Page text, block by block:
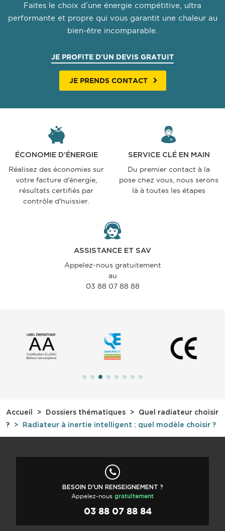
Faites le choix d’une énergie compétitive, ultra
performante et propre qui vous garantit une chaleur au
bien-être incomparable.
JE PROFITE D'UN DEVIS GRATUIT
JE PRENDS CONTACT
ÉCONOMIE D’ÉNERGIE
Réalisez des économies sur
votre facture d'énergie,
résultats certifiés par
contrôle d'huissier.
SERVICE CLÉ EN MAIN
Du premier contact à la
pose chez vous, nous serons
là à toutes les étapes
ASSISTANCE ET SAV
Appelez-nous gratuitement
au
03 88 07 88 88
Accueil Dossiers thématiques
Quel radiateur choisir
?
Radiateur à inertie intelligent : quel modèle choisir ?
BESOIN D'UN RENSEIGNEMENT ?
Appelez-nous gratuitement
03 88 07 88 84